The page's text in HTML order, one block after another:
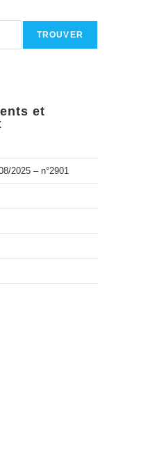
TROUVER
et
2025 – n°2901